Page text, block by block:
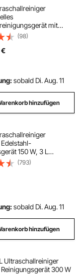
mit
30 L,
mit Korb &
Ultraschallgerät
Schmuck
(98)
€
sobald Di. Aug. 11
hinzufügen
150 W, 3 L
mit
0-30 Min,
für Schmuck,
usw.
(793)
sobald Di. Aug. 11
hinzufügen
Ultraschallreiniger
300 W